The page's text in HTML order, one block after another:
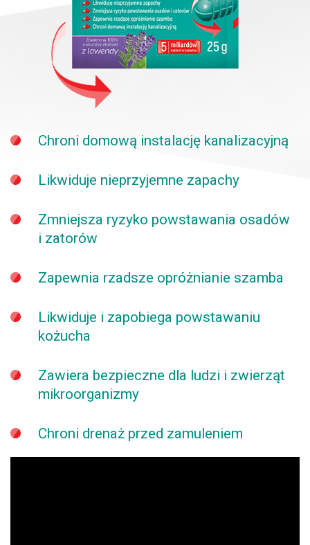
Chroni domową instalację kanalizacyjną
Likwiduje nieprzyjemne zapachy
Zmniejsza ryzyko powstawania osadów
i zatorów
Zapewnia rzadsze opróżnianie szamba
Likwiduje i zapobiega powstawaniu
kożucha
Zawiera bezpieczne dla ludzi i zwierząt
mikroorganizmy
Chroni drenaż przed zamuleniem